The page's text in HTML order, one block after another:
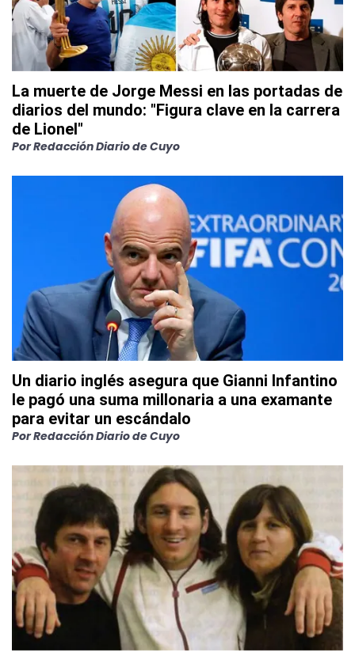
La muerte de Jorge Messi en las portadas de
diarios del mundo: "Figura clave en la carrera
de Lionel"
PorRedacción Diario de Cuyo
Un diario inglés asegura que Gianni Infantino
le pagó una suma millonaria a una examante
para evitar un escándalo
PorRedacción Diario de Cuyo